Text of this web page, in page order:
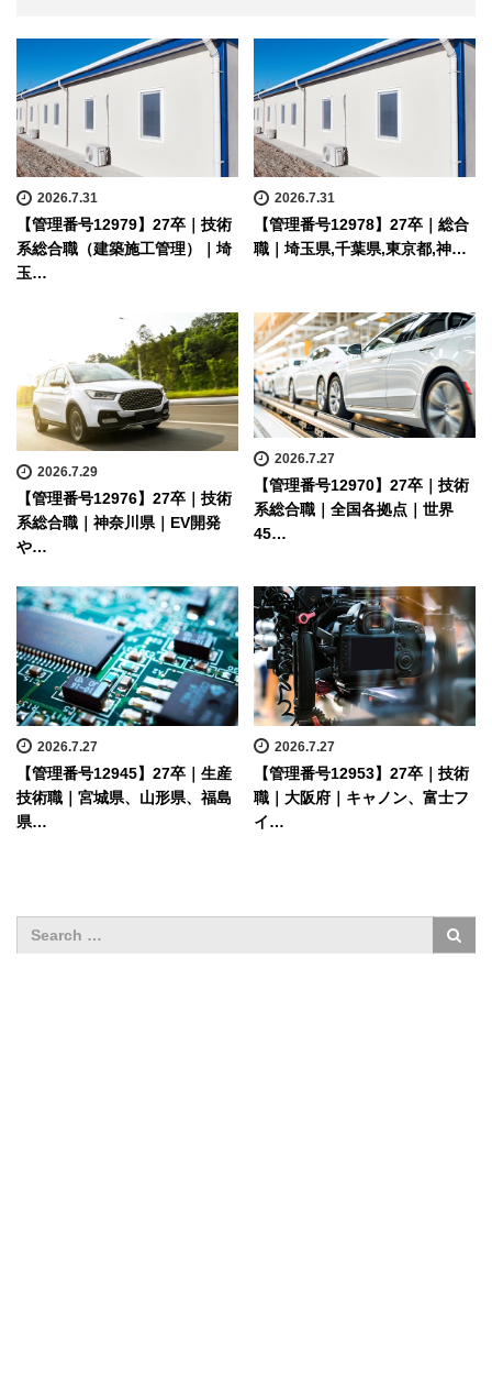
2026.7.31
【管理番号12979】27卒｜技術
系総合職（建築施工管理）｜埼
玉…
2026.7.31
【管理番号12978】27卒｜総合
職｜埼玉県,千葉県,東京都,神…
2026.7.29
【管理番号12976】27卒｜技術
系総合職｜神奈川県｜EV開発
や…
2026.7.27
【管理番号12970】27卒｜技術
系総合職｜全国各拠点｜世界
45…
2026.7.27
【管理番号12945】27卒｜生産
技術職｜宮城県、山形県、福島
県…
2026.7.27
【管理番号12953】27卒｜技術
職｜大阪府｜キャノン、富士フ
イ…